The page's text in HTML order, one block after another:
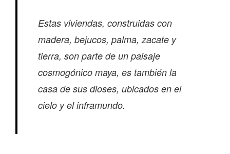
Estas viviendas, construidas con
madera, bejucos, palma, zacate y
tierra, son parte de un paisaje
cosmogónico maya, es también la
casa de sus dioses, ubicados en el
cielo y el inframundo.